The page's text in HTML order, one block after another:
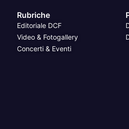
Rubriche
Editoriale DCF
Video & Fotogallery
Concerti & Eventi